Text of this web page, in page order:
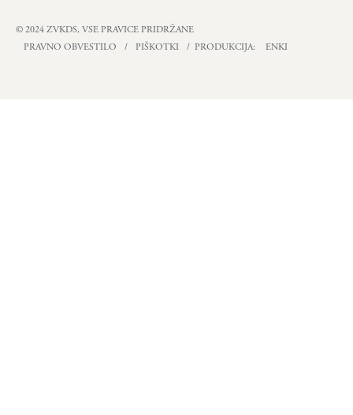
© 2024 ZVKDS, VSE PRAVICE PRIDRŽANE
PRAVNO OBVESTILO
/ PIŠKOTKI / PRODUKCIJA: ENKI